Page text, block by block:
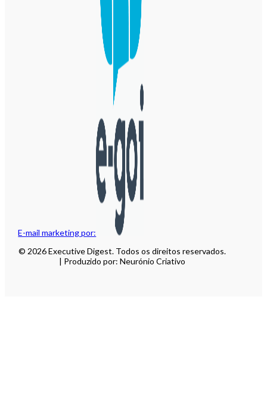
E-mail marketing por:
© 2026 Executive Digest. Todos os direitos reservados.
| Produzido por: Neurónio Criativo